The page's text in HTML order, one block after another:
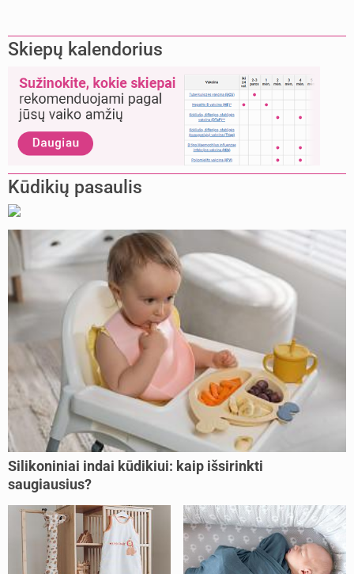
Skiepų kalendorius
Kūdikių pasaulis
Silikoniniai indai kūdikiui: kaip išsirinkti
saugiausius?